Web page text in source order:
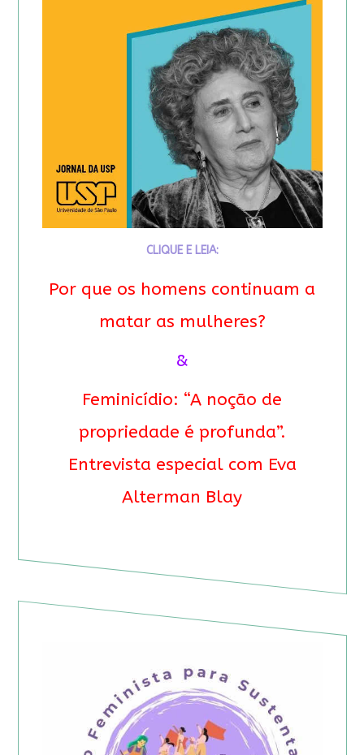
CLIQUE E LEIA:
Por que os homens continuam a
matar as mulheres?
&
Feminicídio: “A noção de
propriedade é profunda”.
Entrevista especial com Eva
Alterman Blay